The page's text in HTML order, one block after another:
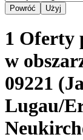
1 Oferty
w
09221
Lugau/